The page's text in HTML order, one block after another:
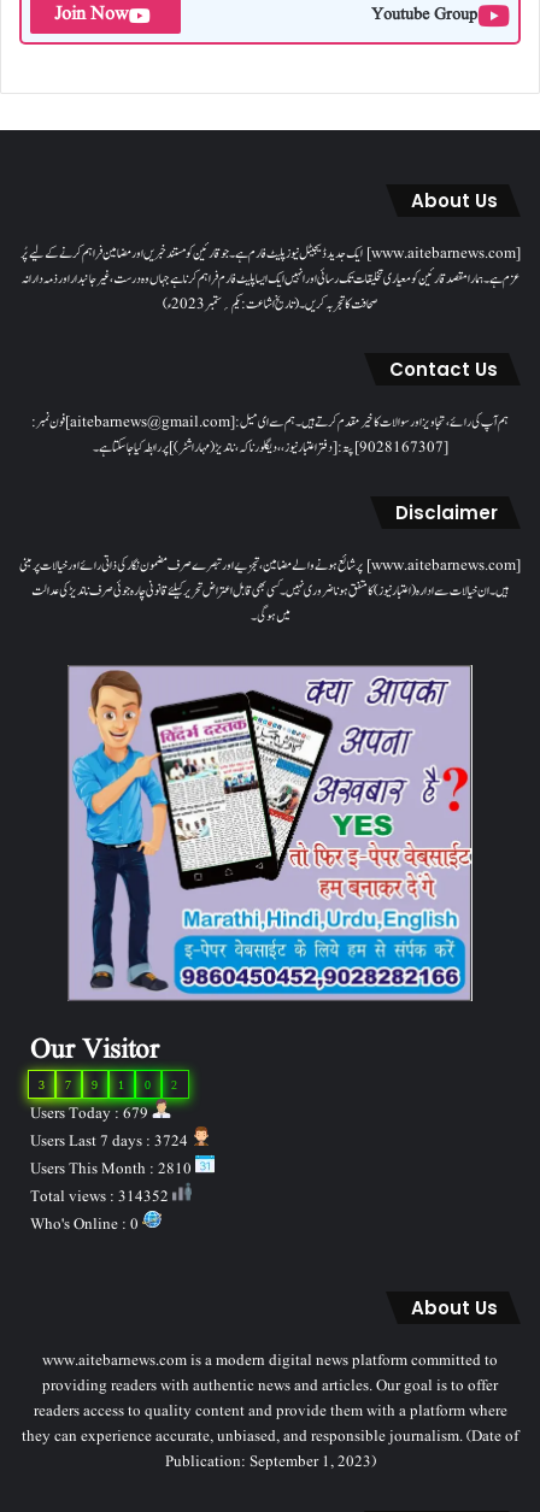
Youtube Group
Join Now
About Us
[www.aitebarnews.com] ایک جدید ڈیجیٹل نیوز پلیٹ فارم ہے۔ جو قارئین کو مستند خبریں اور مضامین فراہم کرنے کے لیے پُر
عزم ہے۔ ہمارا مقصدقارئین کو معیاری تخلیقات تک رسائی اور انہیں ایک ایسا پلیٹ فارم فراہم کرنا ہے جہاں وہ درست، غیر جانبدار اور ذمہ دارانہ
صحافت کا تجربہ کریں۔( تاریخ اشاعت : یکم؍ ستمبر 2023ء)
Contact Us
ہم آپ کی رائے، تجاویز اور سوالات کا خیرمقدم کرتے ہیں۔ ہم سےای میل: [aitebarnews@gmail.com]فون نمبر:
[9028167307]پتہ: [دفتر اعتبار نیوز، ، دیگلور ناکہ، ناندیڑ(مہاراشٹر) ] پر رابطہ کیا جاسکتا ہے۔
Disclaimer
[www.aitebarnews.com] پر شائع ہونے والے مضامین، تجزیے اور تبصرے صرف مضمون نگار کی ذاتی رائے اور خیالات پر مبنی
ہیں۔ ان خیالات سے ادارہ (اعتبار نیوز) کا متفق ہونا ضروری نہیں۔ کسی بھی قابل اعتراض تحریر کیلئے قانونی چارہ جوئی صرف ناندیڑ کی عدالت
میں ہوگی۔
Our Visitor
2
0
1
9
7
3
Users Today : 679
About Us
www.aitebarnews.com is a modern digital news platform committed to
providing readers with authentic news and articles. Our goal is to offer
readers access to quality content and provide them with a platform where
they can experience accurate, unbiased, and responsible journalism. (Date of
Publication: September 1, 2023)